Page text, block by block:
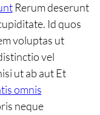
Rerum deserunt
Id quos
voluptas ut
vel
ut ab aut Et
omnis
neque